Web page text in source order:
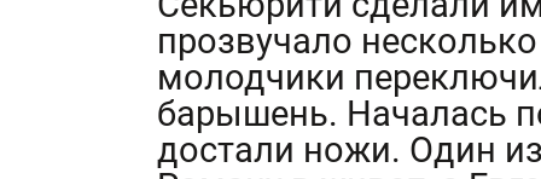
прозвучало
молодчики
барышень. Началась
достали ножи. Один